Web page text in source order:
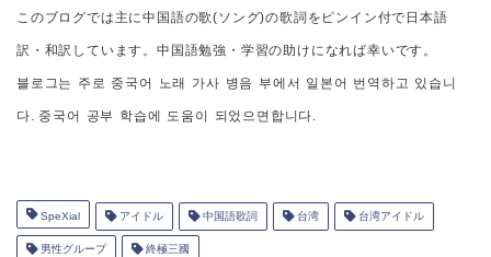
このブログでは主に中国語の歌(ソング)の歌詞をピンイン付で日本語
訳・和訳しています。中国語勉強・学習の助けになれば幸いです。
블로그는 주로 중국어 노래 가사 병음 부에서 일본어 번역하고 있습니
다. 중국어 공부 학습에 도움이 되었으면합니다.
SpeXial アイドル 中国語歌詞 台湾 台湾アイドル
男性グループ 終極三國